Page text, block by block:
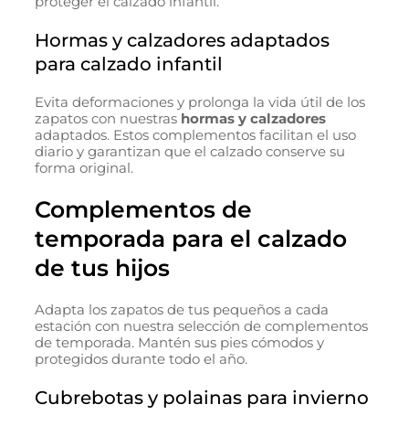
Hormas y calzadores adaptados
para calzado infantil
Evita deformaciones y prolonga la vida útil de los
zapatos con nuestras hormas y calzadores
adaptados. Estos complementos facilitan el uso
diario y garantizan que el calzado conserve su
forma original.
Complementos de
temporada para el calzado
de tus hijos
Adapta los zapatos de tus pequeños a cada
estación con nuestra selección de complementos
de temporada. Mantén sus pies cómodos y
protegidos durante todo el año.
Cubrebotas y polainas para invierno